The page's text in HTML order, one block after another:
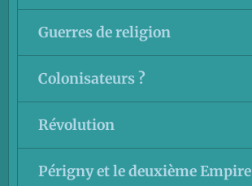
Guerres de religion
Colonisateurs ?
Révolution
Périgny et le deuxième Empire